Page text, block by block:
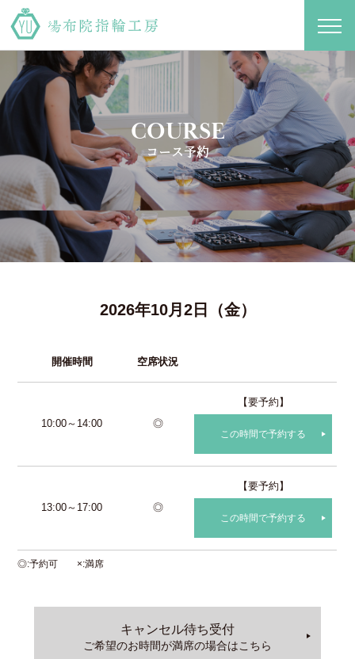
COURSE
コース予約
2026年10月2日（金）
開催時間 空席状況
10:00～14:00 ◎
【要予約】
この時間で予約する
13:00～17:00 ◎
【要予約】
この時間で予約する
◎ 予約可 × 満席
キャンセル待ち受付
ご希望のお時間が満席の場合はこちら